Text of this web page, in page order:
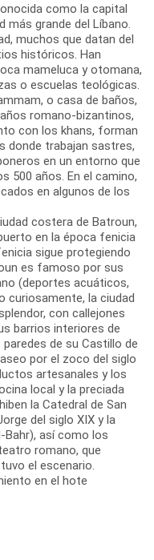
como la capital
más grande del Líbano.
muchos que datan del
históricos. Han
mameluca y otomana,
o escuelas teológicas.
o casa de baños,
romano-bizantinos,
con los khans, forman
donde trabajan sastres,
en un entorno que
500 años. En el camino,
en algunos de los
costera de Batroun,
en la época fenicia
sigue protegiendo
es famoso por sus
(deportes acuáticos,
curiosamente, la ciudad
con callejones
barrios interiores de
de su Castillo de
por el zoco del siglo
artesanales y los
local y la preciada
la Catedral de San
del siglo XIX y la
Bahr), así como los
romano, que
el escenario.
en el hote